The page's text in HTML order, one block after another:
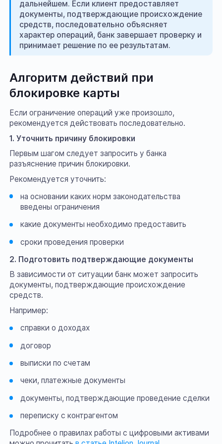
дальнейшем. Если клиент предоставляет
документы, подтверждающие происхождение
средств, последовательно объясняет
характер операций, банк завершает проверку и
принимает решение по ее результатам.
Алгоритм действий при
блокировке карты
Если ограничение операций уже произошло,
рекомендуется действовать последовательно.
1. Уточнить причину блокировки
Первым шагом следует запросить у банка
разъяснение причин блокировки.
Рекомендуется уточнить:
на основании каких норм законодательства
введены ограничения
какие документы необходимо предоставить
сроки проведения проверки
2. Подготовить подтверждающие документы
В зависимости от ситуации банк может запросить
документы, подтверждающие происхождение
средств.
Например:
справки о доходах
договор
выписки по счетам
чеки, платежные документы
документы, подтверждающие проведение сделки
переписку с контрагентом
Подробнее о правилах работы с цифровыми активами